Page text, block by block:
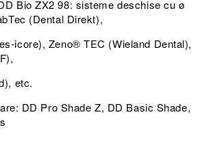
Bio ZX2 98: sisteme deschise cu ø
(Dental Direkt),
icore), Zeno® TEC (Wieland Dental),
etc.
DD Pro Shade Z, DD Basic Shade,